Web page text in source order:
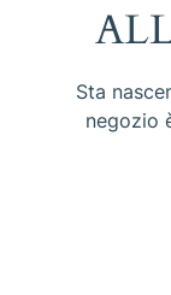
Sta
negozio